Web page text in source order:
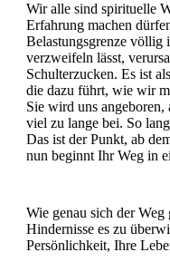
Wir alle sind spirituelle
Erfahrung machen
Belastungsgrenze völlig
verzweifeln lässt,
Schulterzucken. Es ist
die dazu führt, wie wir
Sie wird uns
viel zu lange bei. So
Das ist der Punkt, ab
nun beginnt Ihr Weg in
Wie genau sich der
Hindernisse es zu
Persönlichkeit, Ihre